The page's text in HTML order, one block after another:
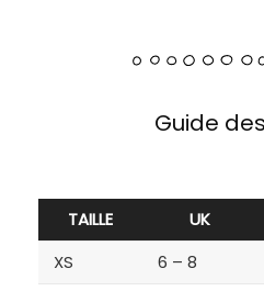
Guide
TAILLE UK
XS
6 – 8